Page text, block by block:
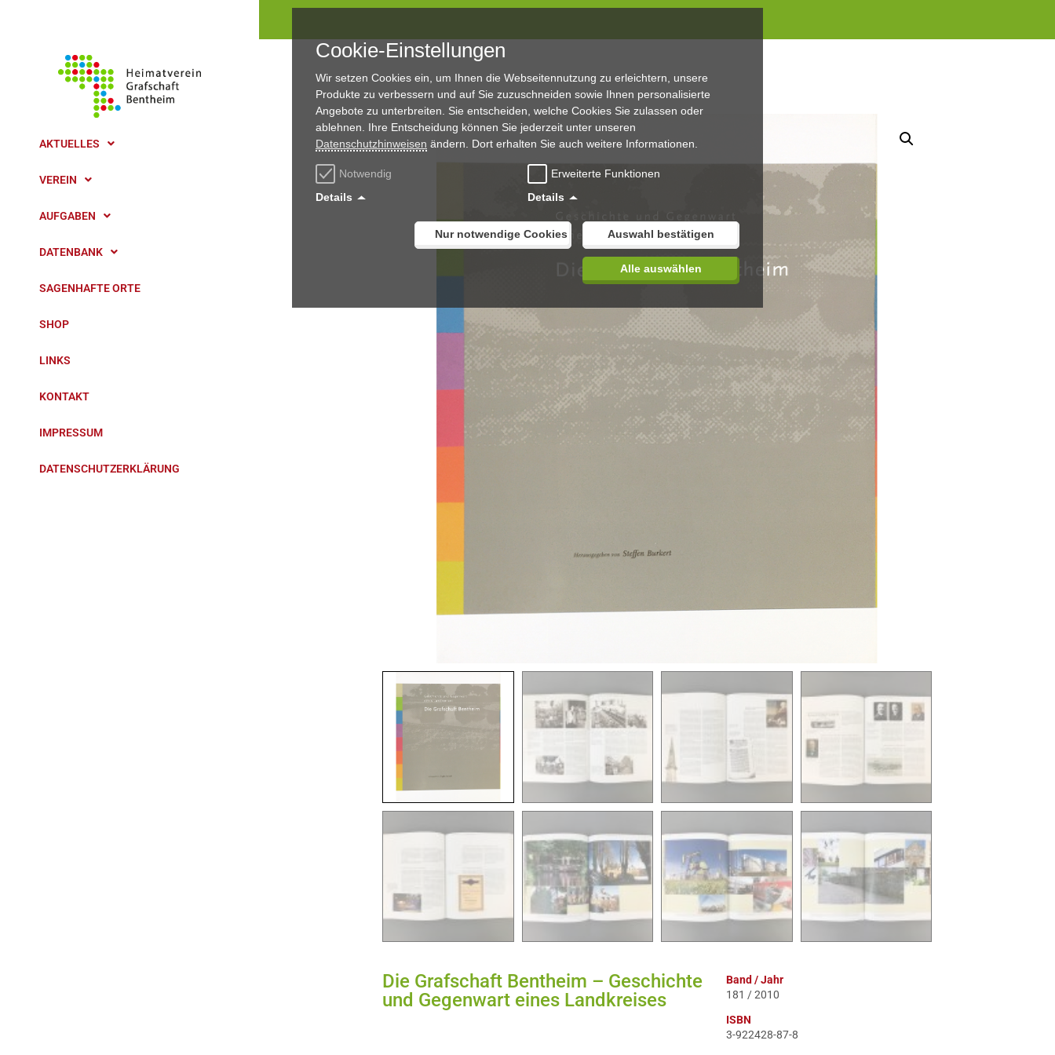
AKTUELLES
VEREIN
AUFGABEN
DATENBANK
SAGENHAFTE ORTE
SHOP
LINKS
KONTAKT
IMPRESSUM
DATENSCHUTZERKLÄRUNG
Die Grafschaft Bentheim – Geschichte
und Gegenwart eines Landkreises
Band / Jahr
181 / 2010
ISBN
3-922428-87-8
Cookie-Einstellungen
Wir setzen Cookies ein, um Ihnen die Webseitennutzung zu erleichtern, unsere
Produkte zu verbessern und auf Sie zuzuschneiden sowie Ihnen personalisierte
Angebote zu unterbreiten. Sie entscheiden, welche Cookies Sie zulassen oder
ablehnen. Ihre Entscheidung können Sie jederzeit unter unseren
Datenschutzhinweisen ändern. Dort erhalten Sie auch weitere Informationen.
Notwendig
Details
Erweiterte Funktionen
Details
Nur notwendige Cookies Auswahl bestätigen
Alle auswählen